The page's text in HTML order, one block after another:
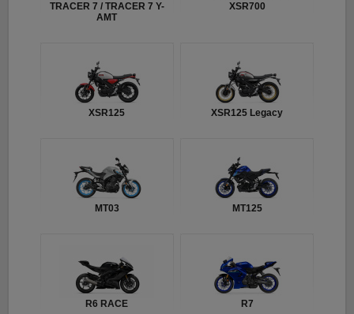
TRACER 7 / TRACER 7 Y-
AMT
XSR700
XSR125 XSR125 Legacy
MT03 MT125
R6 RACE R7